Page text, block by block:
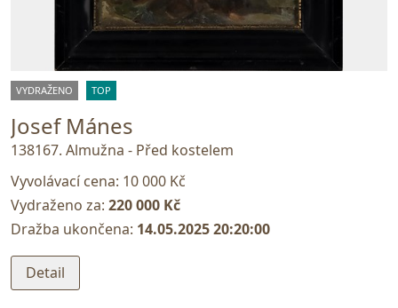
VYDRAŽENO TOP
Josef Mánes
138167. Almužna - Před kostelem
Vyvolávací cena: 10 000 Kč
Vydraženo za: 220 000 Kč
Dražba ukončena: 14.05.2025 20:20:00
Detail